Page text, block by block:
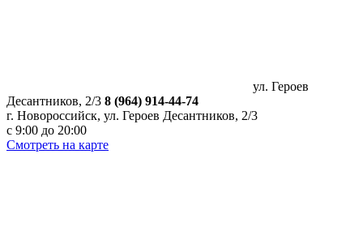
ул. Героев
Десантников, 2/3 8 (964) 914-44-74
г. Новороссийск, ул. Героев Десантников, 2/3
с 9:00 до 20:00
Смотреть на карте